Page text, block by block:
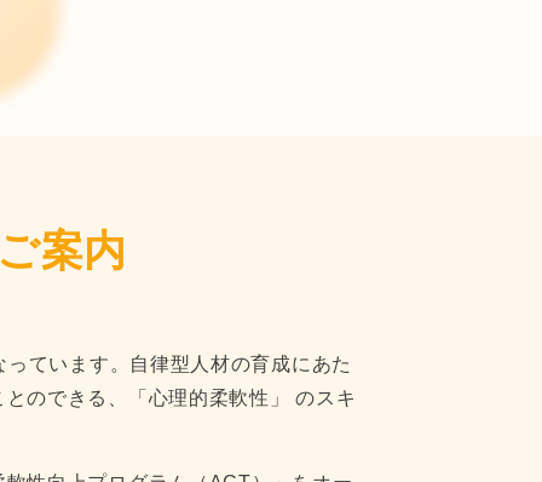
案内
ています。自律型人材の育成にあた
のできる、「心理的柔軟性」 のスキ